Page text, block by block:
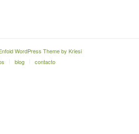
WordPress Theme by Kriesi
blog contacto